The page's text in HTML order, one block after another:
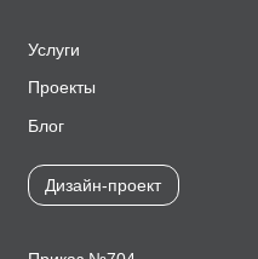
Услуги
Проекты
Блог
Дизайн-проект